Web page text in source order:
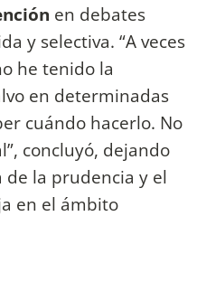
en debates
y selectiva. “A veces
he tenido la
en determinadas
cuándo hacerlo. No
concluyó, dejando
la prudencia y el
en el ámbito